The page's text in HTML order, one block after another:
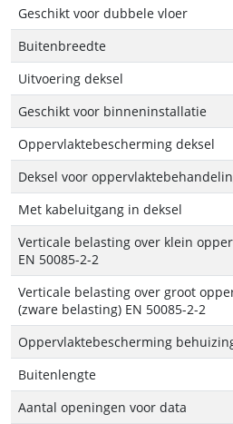
Geschikt voor dubbele vloer
Buitenbreedte
Uitvoering deksel
Geschikt voor binneninstallatie
Oppervlaktebescherming deksel
Deksel voor
Met kabeluitgang in deksel
Verticale belasting over klein
EN 50085-2-2
Verticale belasting over groot
(zware belasting) EN 50085-2-2
Oppervlaktebescherming
Buitenlengte
Aantal openingen voor data